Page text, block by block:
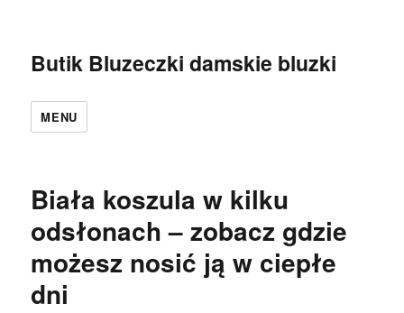
Butik Bluzeczki damskie bluzki
MENU
Biała koszula w kilku
odsłonach – zobacz gdzie
możesz nosić ją w ciepłe
dni